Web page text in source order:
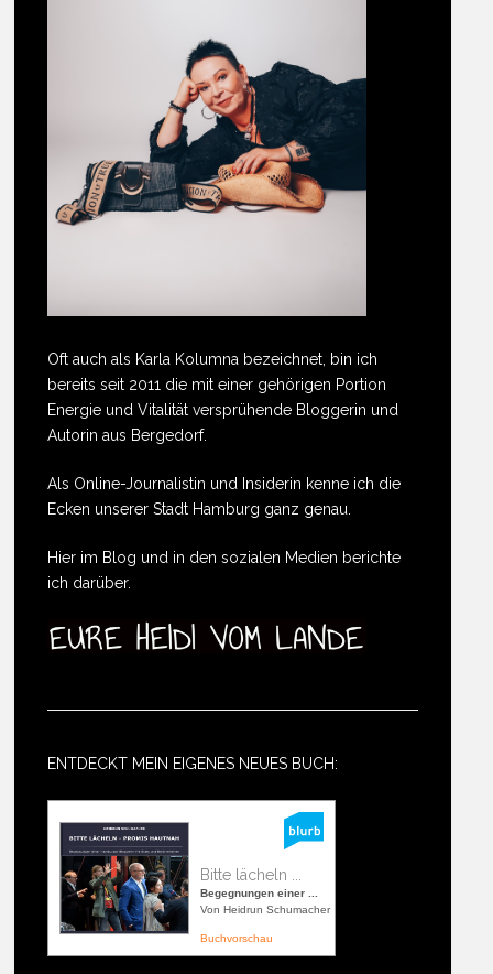
Oft auch als Karla Kolumna bezeichnet, bin ich
bereits seit 2011 die mit einer gehörigen Portion
Energie und Vitalität versprühende Bloggerin und
Autorin aus Bergedorf.
Als Online-Journalistin und Insiderin kenne ich die
Ecken unserer Stadt Hamburg ganz genau.
Hier im Blog und in den sozialen Medien berichte
ich darüber.
ENTDECKT MEIN EIGENES NEUES BUCH:
Bitte lächeln ...
Begegnungen einer ...
Von Heidrun Schumacher
Buchvorschau